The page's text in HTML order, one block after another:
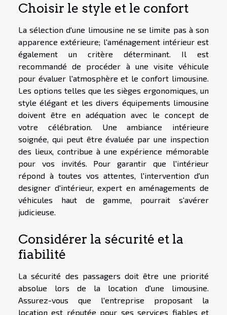
Choisir le style et le confort
La sélection d'une limousine ne se limite pas à son
apparence extérieure; l'aménagement intérieur est
également un critère déterminant. Il est
recommandé de procéder à une visite véhicule
pour évaluer l'atmosphère et le confort limousine.
Les options telles que les sièges ergonomiques, un
style élégant et les divers équipements limousine
doivent être en adéquation avec le concept de
votre célébration. Une ambiance intérieure
soignée, qui peut être évaluée par une inspection
des lieux, contribue à une expérience mémorable
pour vos invités. Pour garantir que l'intérieur
répond à toutes vos attentes, l'intervention d'un
designer d'intérieur, expert en aménagements de
véhicules haut de gamme, pourrait s'avérer
judicieuse.
Considérer la sécurité et la
fiabilité
La sécurité des passagers doit être une priorité
absolue lors de la location d'une limousine.
Assurez-vous que l'entreprise proposant la
location est réputée pour ses services fiables et